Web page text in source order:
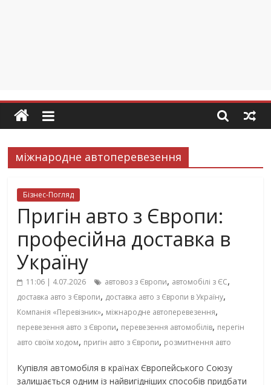
міжнародне автоперевезення
Бізнес-Погляд
Пригін авто з Європи:
професійна доставка в
Україну
11:06 | 4.07.2026 автовоз з Європи, автомобілі з ЄС,
доставка авто з Європи, доставка авто з Європи в Україну,
Компанія «Перевізник», міжнародне автоперевезення,
перевезення авто з Європи, перевезення автомобілів, перегін
авто своїм ходом, пригін авто з Європи, розмитнення авто
Купівля автомобіля в країнах Європейського Союзу
залишається одним із найвигідніших способів придбати